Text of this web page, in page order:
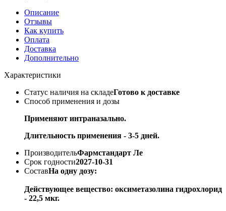
Описание
Отзывы
Как купить
Оплата
Доставка
Дополнительно
Характеристики
Статус наличия на складеГотово к доставке
Способ применения и дозы
Применяют интраназально.
Длительность применения - 3-5 дней.
ПроизводительФармстандарт Ле
Срок годности2027-10-31
СоставНа одну дозу:
Действующее вещество: оксиметазолина гидрохлорид
- 22,5 мкг.